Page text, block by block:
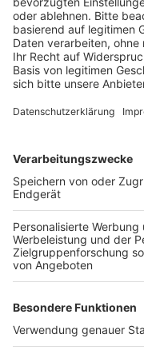
Anzeige
Vertrauenswürdige“.
bedeutet. Die
getroffen. An der
Namen beteiligten
10.000 Menschen.
Anzeige